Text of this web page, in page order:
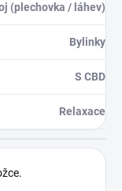
(plechovka / láhev)
Bylinky
S CBD
Relaxace